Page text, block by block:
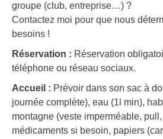
groupe (club, entreprise…) ?
Contactez moi pour que nous
besoins !
Réservation : Réservation
téléphone ou réseau sociaux.
Accueil : Prévoir dans son sac à
journée complète), eau (1l min),
montagne (veste imperméable,
médicaments si besoin, papiers